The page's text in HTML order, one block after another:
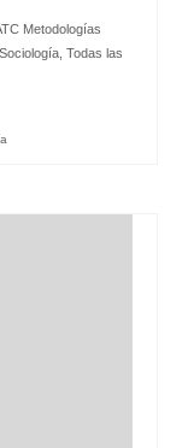
Metodologías
Todas las